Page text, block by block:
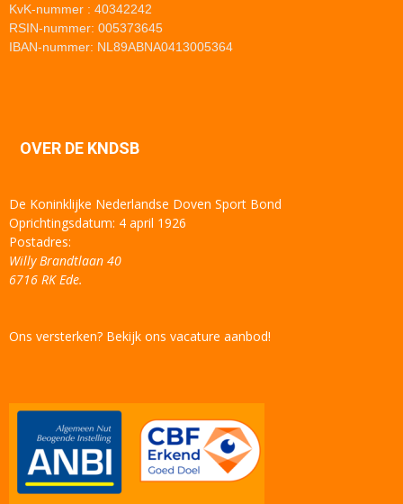
KvK-nummer : 40342242
RSIN-nummer: 005373645
IBAN-nummer: NL89ABNA0413005364
OVER DE KNDSB
De Koninklijke Nederlandse Doven Sport Bond
Oprichtingsdatum: 4 april 1926
Postadres:
Willy Brandtlaan 40
6716 RK Ede.
Ons versterken? Bekijk ons vacature aanbod!